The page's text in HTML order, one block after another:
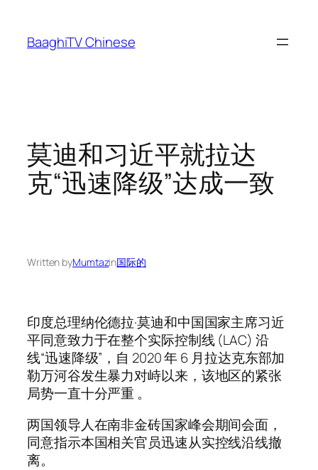
content
BaaghiTV Chinese
莫迪和习近平就拉达
克“迅速降级”达成一致
Written byMumtazin国际的
印度总理纳伦德拉·莫迪和中国国家主席习近
平同意致力于在整个实际控制线 (LAC) 沿
线“迅速降级”，自 2020 年 6 月拉达克东部加
勒万河谷发生暴力对峙以来，该地区的紧张
局势一直十分严重 。
两国领导人在南非金砖国家峰会期间会面，
同意指示本国相关官员迅速从实控线沿线撤
离。